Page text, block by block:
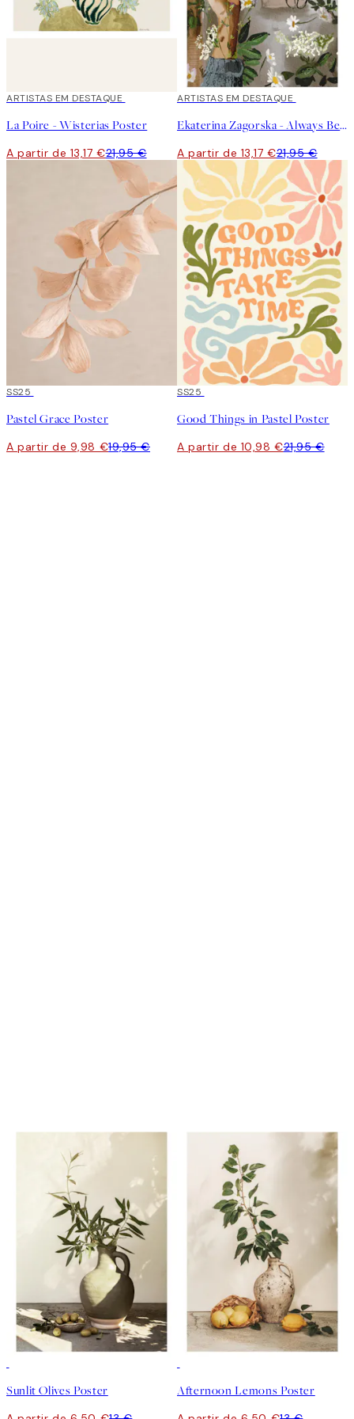
40%*
ARTISTAS EM DESTAQUE
La Poire - Wisterias Poster
A partir de 13,17 €21,95 €
40%*
ARTISTAS EM DESTAQUE
Ekaterina Zagorska - Always Be There for You Poster
A partir de 13,17 €21,95 €
50%*
SS25
Pastel Grace Poster
A partir de 9,98 €19,95 €
50%*
SS25
Good Things in Pastel Poster
A partir de 10,98 €21,95 €
Sunlit Olives Poster Afternoon Lemons Poster